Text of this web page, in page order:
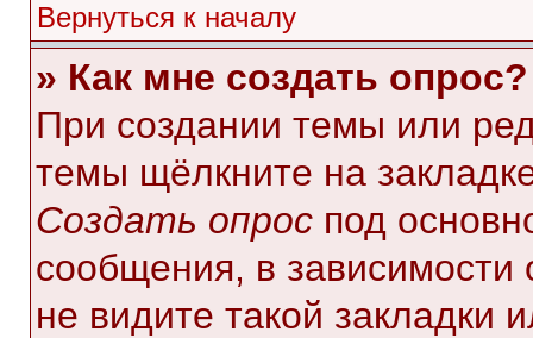
Вернуться к началу
» Как мне создать опрос?
При создании темы или
темы щёлкните на
Создать опрос под
сообщения, в зависимости
не видите такой